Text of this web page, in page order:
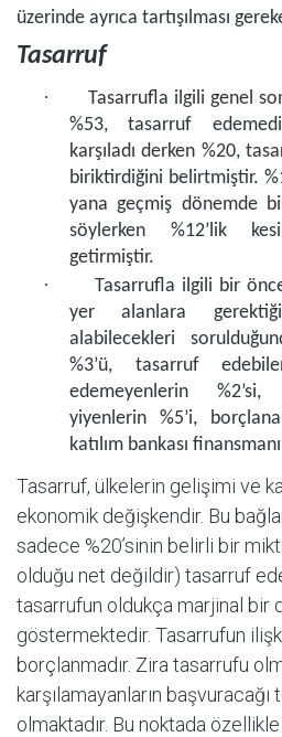
üzerinde ayrıca tartışılması
Tasarruf
·
Tasarrufla ilgili genel
%53, tasarruf
karşıladı derken %20,
biriktirdiğini belirtmiştir.
yana geçmiş dönemde
söylerken %12’lik
getirmiştir.
·
Tasarrufla ilgili bir
yer alanlara
alabilecekleri
%3’ü, tasarruf
edemeyenlerin %2’si,
yiyenlerin %5’i,
katılım bankası
Tasarruf, ülkelerin gelişimi ve
ekonomik değişkendir. Bu
sadece %20’sinin belirli bir
olduğu net değildir) tasarruf
tasarrufun oldukça marjinal bir
göstermektedir. Tasarrufun
borçlanmadır. Zira tasarrufu
karşılamayanların
olmaktadır. Bu noktada